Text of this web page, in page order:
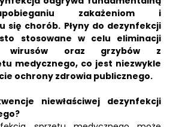
zakażeniom i
się chorób. Płyny do dezynfekcji
stosowane w celu eliminacji
wirusów oraz grzybów z
medycznego, co jest niezwykle
ochrony zdrowia publicznego.
niewłaściwej dezynfekcji